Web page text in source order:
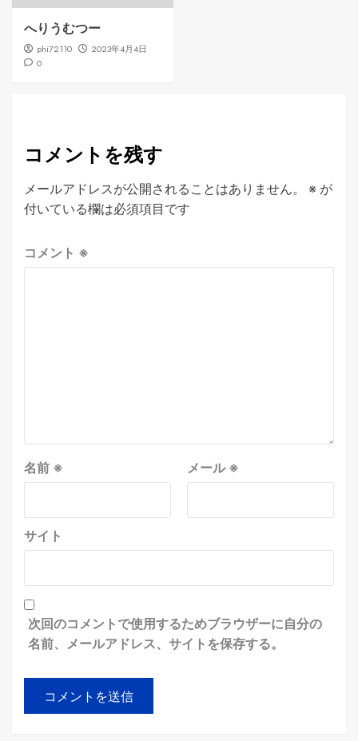
へりうむつー
phi72110
2023年4月4日
0
コメントを残す
メールアドレスが公開されることはありません。 ※ が
付いている欄は必須項目です
コメント ※
名前 ※ メール※
サイト
次回のコメントで使用するためブラウザーに自分の
名前、メールアドレス、サイトを保存する。